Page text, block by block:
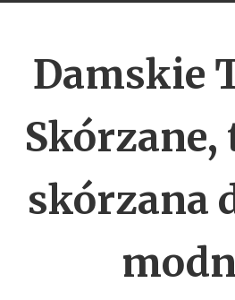
Damskie
Skórzane,
skórzana